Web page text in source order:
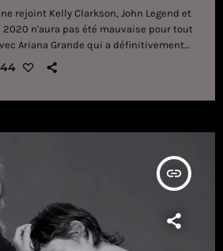
rejoint Kelly Clarkson, John Legend et
2020 n'aura pas été mauvaise pour tout
Ariana Grande qui a définitivement
dans sa carrière. En effet, alors
classements musicaux les plus
insert_link